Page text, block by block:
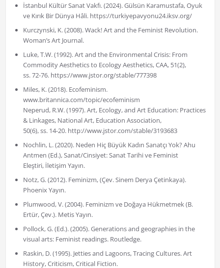
İstanbul Kültür Sanat Vakfı. (2024). Gülsün Karamustafa, Oyuk
ve Kırık Bir Dünya Hâli. https://turkiyepavyonu24.iksv.org/
Kurczynski, K. (2008). Wack! Art and the Feminist Revolution.
Woman’s Art Journal.
Luke, T.W. (1992). Art and the Environmental Crisis: From
Commodity Aesthetics to Ecology Aesthetics, CAA, 51(2),
ss. 72-76. https://www.jstor.org/stable/777398
Miles, K. (2018). Ecofeminism.
www.britannica.com/topic/ecofeminism
Neperud, R.W. (1997). Art, Ecology, and Art Education: Practices
& Linkages, National Art, Education Association,
50(6), ss. 14-20. http://www.jstor.com/stable/3193683
Nochlin, L. (2020). Neden Hiç Büyük Kadın Sanatçı Yok? Ahu
Antmen (Ed.), Sanat/Cinsiyet: Sanat Tarihi ve Feminist
Eleştiri, İletişim Yayın.
Notz, G. (2012). Feminizm, (Çev. Sinem Derya Çetinkaya).
Phoenix Yayın.
Plumwood, V. (2004). Feminizm ve Doğaya Hükmetmek (B.
Ertür, Çev.). Metis Yayın.
Pollock, G. (Ed.). (2005). Generations and geographies in the
visual arts: Feminist readings. Routledge.
Raskin, D. (1995). Jetties and Lagoons, Tracing Cultures. Art
History, Criticism, Critical Fiction.